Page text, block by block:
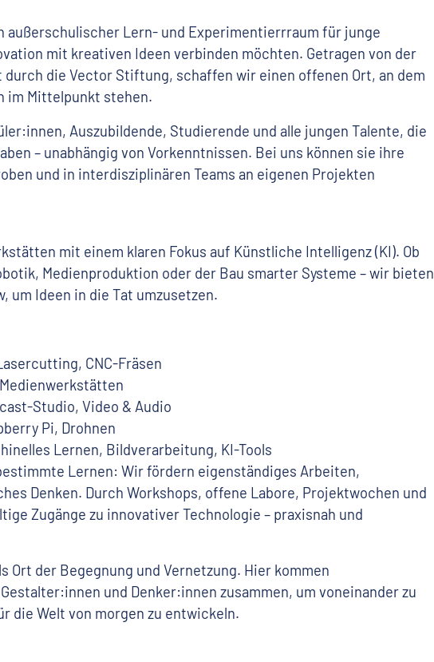
außerschulischer Lern- und Experimentierrraum für junge
mit kreativen Ideen verbinden möchten. Getragen von der
die Vector Stiftung, schaffen wir einen offenen Ort, an dem
im Mittelpunkt stehen.
Auszubildende, Studierende und alle jungen Talente, die
– unabhängig von Vorkenntnissen. Bei uns können sie ihre
und in interdisziplinären Teams an eigenen Projekten
mit einem klaren Fokus auf Künstliche Intelligenz (KI). Ob
Medienproduktion oder der Bau smarter Systeme – wir bieten
um Ideen in die Tat umzusetzen.
CNC-Fräsen
Studio, Video & Audio
Pi, Drohnen
Lernen, Bildverarbeitung, KI-Tools
Lernen: Wir fördern eigenständiges Arbeiten,
Denken. Durch Workshops, offene Labore, Projektwochen und
Zugänge zu innovativer Technologie – praxisnah und
Ort der Begegnung und Vernetzung. Hier kommen
und Denker:innen zusammen, um voneinander zu
die Welt von morgen zu entwickeln.